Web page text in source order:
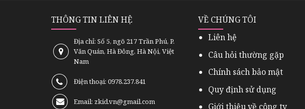
THÔNG TIN LIÊN HỆ
Địa chỉ: Số 5, ngõ 217 Trần Phú, P.
Văn Quán, Hà Đông, Hà Nội, Việt
Nam
Điện thoại: 0978.237.841
Email: zkid.vn@gmail.com
VỀ CHÚNG TÔI
Liên hệ
Câu hỏi thường gặp
Chính sách bảo mật
Quy định sử dụng
Giới thiệu về công ty